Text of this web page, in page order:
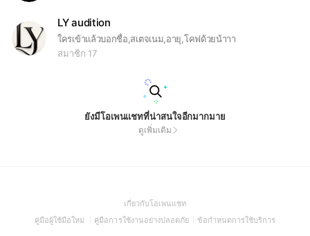
LY audition
ใครเข้าแล้วบอกชื่อ,สเตจเนม,อายุ,โคฟด้วยน้าาา
สมาชิก 17
ยังมีโอเพนแชทที่น่าสนใจอีกมากมาย
ดูเพิ่มเติม
เกี่ยวกับโอเพนแชท(Open
in
คู่มือผู้ใช้มือใหม่
(Open
คู่มือการใช้งานอย่างปลอดภัย(Open
ข้อกำหนดการใช้บริการ(Open